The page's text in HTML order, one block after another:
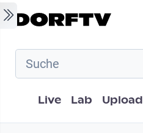
Skip to main content
Hauptnavigation
Live Lab Upload